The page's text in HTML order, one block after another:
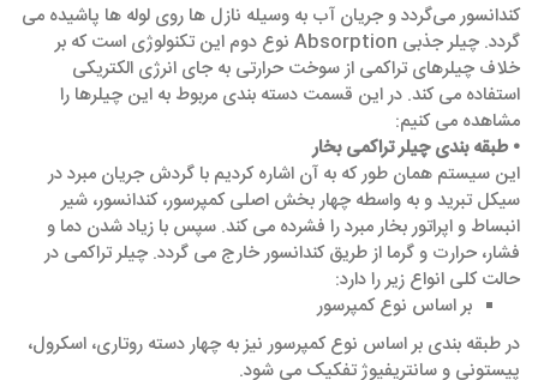
کندانسور می‌گردد و جریان آب به وسیله نازل‌ ها روی لوله ‌ها پاشیده می
‌گردد. چیلر جذبی Absorption نوع دوم این تکنولوژی است که بر
خلاف چیلرهای تراکمی از سوخت حرارتی به جای انرژی الکتریکی
استفاده می ‌کند. در این قسمت دسته ‌بندی مربوط به این چیلرها را
مشاهده می‌ کنیم:
• طبقه ‌بندی چیلر تراکمی بخار
این سیستم همان طور که به آن اشاره کردیم با گردش جریان مبرد در
سیکل تبرید و به واسطه چهار بخش اصلی کمپرسور، کندانسور، شیر
انبساط و اپراتور بخار مبرد را فشرده می ‌کند. سپس با زیاد شدن دما و
فشار، حرارت و گرما از طریق کندانسور خارج می‌ گردد. چیلر تراکمی در
حالت کلی انواع زیر را دارد:
بر اساس نوع کمپرسور
در طبقه بندی بر اساس نوع کمپرسور نیز به چهار دسته روتاری، اسکرول،
پیستونی و سانتریفیوژ تفکیک می شود.